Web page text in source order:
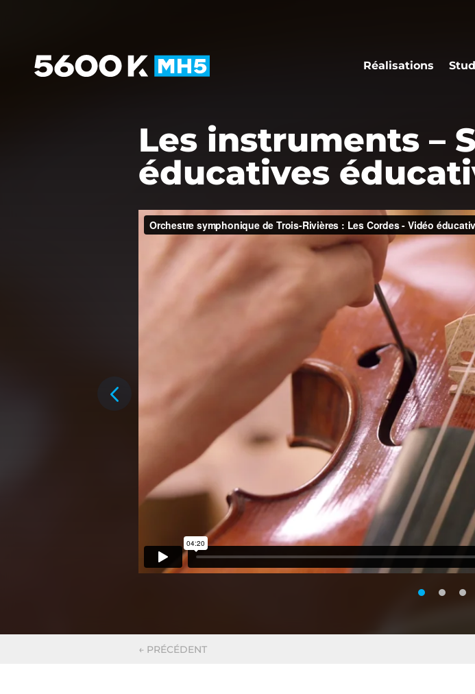
Réalisations
Les instruments –
éducatives
← PRÉCÉDENT